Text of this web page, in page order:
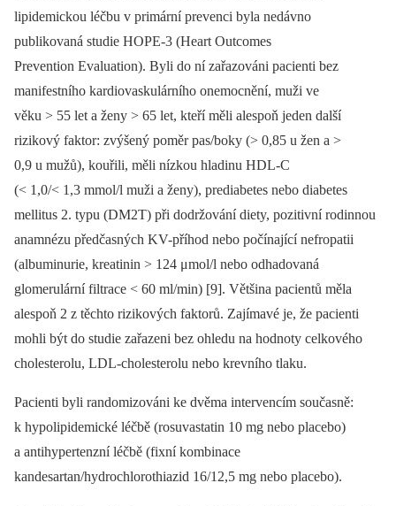
lipidemickou léčbu v primární prevenci byla nedávno
publikovaná studie HOPE-3 (Heart Outcomes
Prevention Evaluation). Byli do ní zařazováni pacienti bez
manifestního kardiovaskulárního onemocnění, muži ve
věku > 55 let a ženy > 65 let, kteří měli alespoň jeden další
rizikový faktor: zvýšený poměr pas/boky (> 0,85 u žen a >
0,9 u mužů), kouřili, měli nízkou hladinu HDL-C
(< 1,0/< 1,3 mmol/l muži a ženy), prediabetes nebo diabetes
mellitus 2. typu (DM2T) při dodržování diety, pozitivní rodinnou
anamnézu předčasných KV-příhod nebo počínající nefropatii
(albuminurie, kreatinin > 124 μmol/l nebo odhadovaná
glomerulární filtrace < 60 ml/min) [9]. Většina pacientů měla
alespoň 2 z těchto rizikových faktorů. Zajímavé je, že pacienti
mohli být do studie zařazeni bez ohledu na hodnoty celkového
cholesterolu, LDL-cholesterolu nebo krevního tlaku.
Pacienti byli randomizováni ke dvěma intervencím současně:
k hypolipidemické léčbě (rosuvastatin 10 mg nebo placebo)
a antihypertenzní léčbě (fixní kombinace
kandesartan/hydrochlorothiazid 16/12,5 mg nebo placebo).